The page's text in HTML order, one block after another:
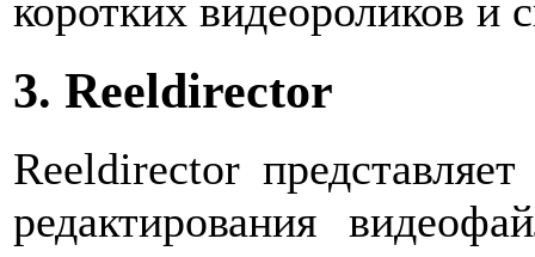
коротких видеороликов и
3. Reeldirector
Reeldirector
редактирования